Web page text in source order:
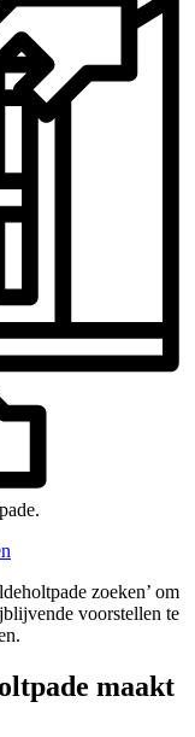
zoeken’ om
voorstellen te
maakt